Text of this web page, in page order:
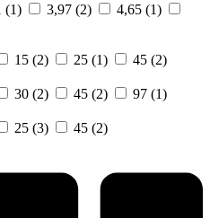
(1) 3,97 (2) 4,65 (1)
15 (2) 25 (1) 45 (2)
30 (2) 45 (2) 97 (1)
25 (3) 45 (2)